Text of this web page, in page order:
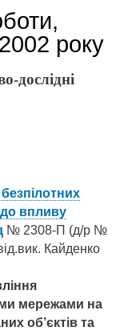
року
дослідні
до впливу
№ 2308-П (д/р №
Кайденко
мережами на
об’єктів та